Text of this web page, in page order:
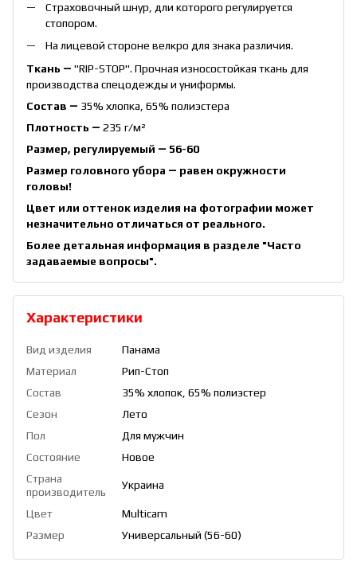
Страховочный шнур, дли которого регулируется
стопором.
На лицевой стороне велкро для знака различия.
Ткань ― "RIP-STOP". Прочная износостойкая ткань для
производства спецодежды и униформы.
Состав ― 35% хлопка, 65% полиэстера
Плотность ― 235 г/м²
Размер, регулируемый ― 56-60
Размер головного убора ― равен окружности
головы!
Цвет или оттенок изделия на фотографии может
незначительно отличаться от реального.
Более детальная информация в разделе "Часто
задаваемые вопросы".
Характеристики
Вид изделия
Панама
Материал
Рип-Стоп
Состав
35% хлопок, 65% полиэстер
Сезон
Лето
Пол
Для мужчин
Состояние
Новое
Страна
производитель
Украина
Цвет
Multicam
Размер
Универсальный (56-60)